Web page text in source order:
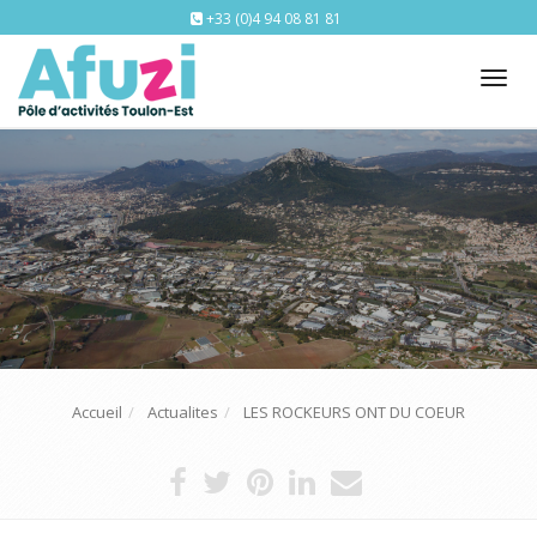
+33 (0)4 94 08 81 81
Accueil Actualites LES ROCKEURS ONT DU COEUR